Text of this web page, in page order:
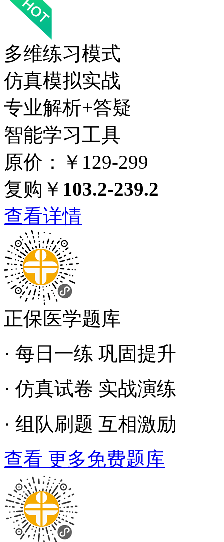
多维练习模式
仿真模拟实战
专业解析+答疑
智能学习工具
原价：￥129-299
复购￥ 103.2-239.2
查看详情
正保医学题库
· 每日一练 巩固提升
· 仿真试卷 实战演练
· 组队刷题 互相激励
查看 更多免费题库